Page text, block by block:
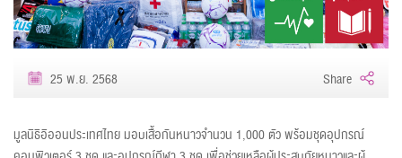
25 พ.ย. 2568 Share
มูลนิธิอิออนประเทศไทย มอบเสื้อกันหนาวจำนวน 1,000 ตัว พร้อมชุดอุปกรณ์